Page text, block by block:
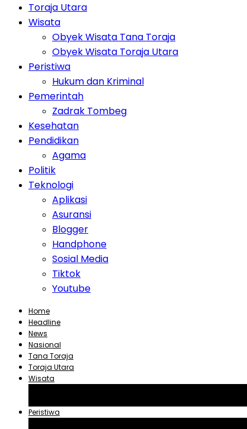
Toraja Utara
Wisata
Obyek Wisata Tana Toraja
Obyek Wisata Toraja Utara
Peristiwa
Hukum dan Kriminal
Pemerintah
Zadrak Tombeg
Kesehatan
Pendidikan
Agama
Politik
Teknologi
Aplikasi
Asuransi
Blogger
Handphone
Sosial Media
Tiktok
Youtube
Home
Headline
News
Nasional
Tana Toraja
Toraja Utara
Wisata
Peristiwa